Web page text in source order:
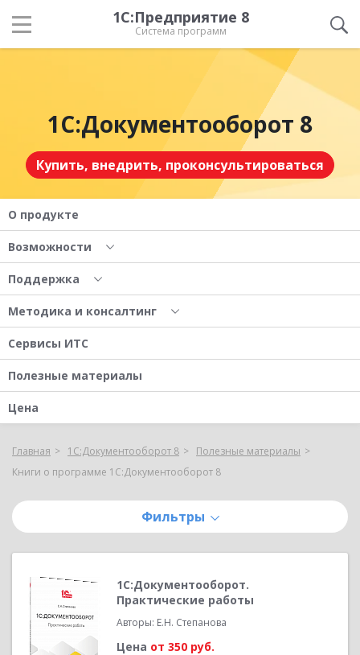
1С:Предприятие 8
Система программ
1С:Документооборот 8
Купить, внедрить, проконсультироваться
О продукте
Возможности
Поддержка
Методика и консалтинг
Сервисы ИТС
Полезные материалы
Цена
Главная 1С:Документооборот 8
Полезные материалы
Книги о программе 1С:Документооборот 8
Фильтры
1С:Документооборот.
Практические работы
Авторы: Е.Н. Степанова
Цена от 350 руб.